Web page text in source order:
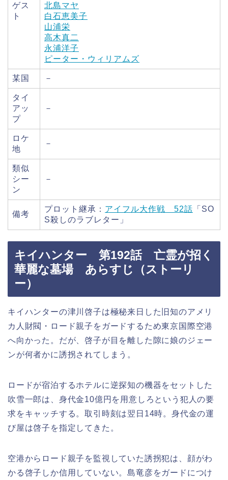
ゲス
ト
北島マヤ
白石恵美子
山浦栄
高木真二
永浦洋子
ピーター・ウィリアムズ
某国 －
タイ
アッ
プ
－
ロケ
地
－
類似
シー
ン
－
備考
プロット継承： アイフル大作戦 52話 「SO
S殺しのラブレター」
キイハンター 第192話 亡霊が招く
華麗な墓場 あらすじ（ストーリ
ー）
キイハンターの津川啓子は極秘来日した旧知のアメリ
カ人財閥・ロード親子をガードするため東京国際空港
へ向かった。だが、啓子が目を離した隙に娘のジェー
ンが何者かに誘拐されてしまう。
ロードが宿泊するホテルに逆探知の機器をセットした
吹雪一郎は、身代金10億円を用意しろという犯人の要
求をキャッチする。取引時刻は翌日14時。身代金の運
び屋は啓子を指定してきた。
空港からロード親子を監視していた誘拐犯は、顔がわ
かる啓子しか信用していない。島竜彦をガードにつけ